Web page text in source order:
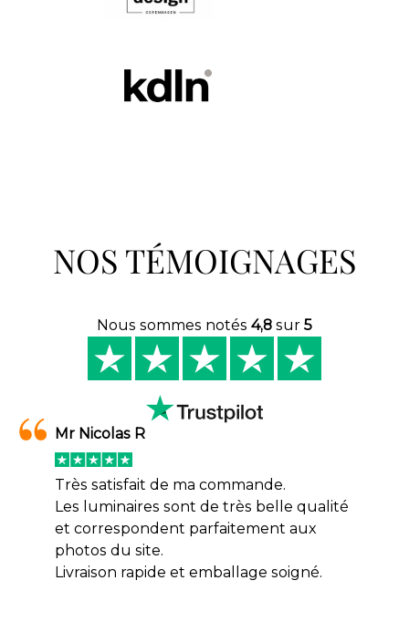
NOS TÉMOIGNAGES
Nous sommes notés 4,8 sur 5
Mr Nicolas R
Très satisfait de ma commande.
Les luminaires sont de très belle qualité
et correspondent parfaitement aux
photos du site.
Livraison rapide et emballage soigné.